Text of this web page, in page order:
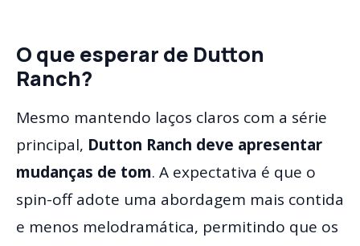
O que esperar de Dutton
Ranch?
Mesmo mantendo laços claros com a série
principal, Dutton Ranch deve apresentar
mudanças de tom. A expectativa é que o
spin-off adote uma abordagem mais contida
e menos melodramática, permitindo que os